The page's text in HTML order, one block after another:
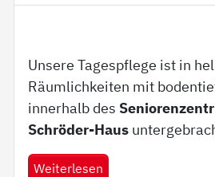
Unsere Tagespflege ist in
Räumlichkeiten mit
innerhalb des
Schröder-Haus
Weiterlesen